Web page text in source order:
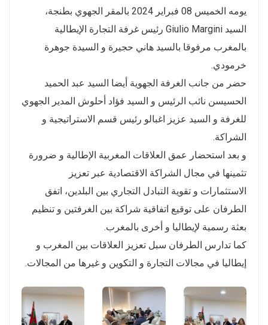
يومه الخميس 08 فبراير 2024 بالمقر الجهوي بطنجة،
السيد Giulio Margini رئيس غرفة التجارة الإيطالية
بالمغرب مرفوقا بالسيد هاني حجيرة و السيدة جوهرة
خرمودي.
حضر من جانب الغرفة الجهوية أيضا السيد عبد الحميد
الحسيسن نائب الرئيس و السيد فؤاد أحلوش المدير الجهوي
للغرفة و السيد عزيز اغبالو رئيس قسم الاستراتيجية و
الشراكة.
و بعد استحضار عمق العلاقات المغربية الإطالية و ضرورة
تثمينها في مجال الشراكة الاقتصادية عبر تعزيز
الاستثمارات و تقوية التبادل التجاري بين البلدين، اتفق
الطرفان على توقيع اتفاقية شراكة بين الغرفتين و تنظيم
بعثة رسمية لإيطاليا و أخرى بالمغرب.
كما تدارس الطرفان سبل تعزيز العلاقات بين المغرب و
إيطاليا في مجالات التجارة و التكوين و غيرها من المجالات.